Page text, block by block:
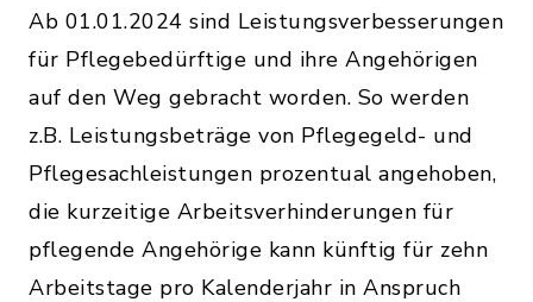
Ab 01.01.2024 sind Leistungsverbesserungen
für Pflegebedürftige und ihre Angehörigen
auf den Weg gebracht worden. So werden
z.B. Leistungsbeträge von Pflegegeld- und
Pflegesachleistungen prozentual angehoben,
die kurzeitige Arbeitsverhinderungen für
pflegende Angehörige kann künftig für zehn
Arbeitstage pro Kalenderjahr in Anspruch